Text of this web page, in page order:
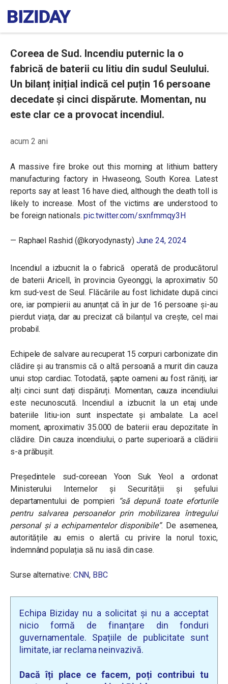
Coreea de Sud. Incendiu puternic la o
fabrică de baterii cu litiu din sudul Seulului.
Un bilanț inițial indică cel puțin 16 persoane
decedate și cinci dispărute. Momentan, nu
este clar ce a provocat incendiul.
acum 2 ani
A massive fire broke out this morning at lithium battery
manufacturing factory in Hwaseong, South Korea. Latest
reports say at least 16 have died, although the death toll is
likely to increase. Most of the victims are understood to
be foreign nationals.pic.twitter.com/sxnfmmqy3H
— Raphael Rashid (@koryodynasty) June 24, 2024
Incendiul a izbucnit la o fabrică operată de producătorul
de baterii Aricell, în provincia Gyeonggi, la aproximativ 50
km sud-vest de Seul. Flăcările au fost lichidate după cinci
ore, iar pompierii au anunțat că în jur de 16 persoane și-au
pierdut viața, dar au precizat că bilanțul va crește, cel mai
probabil.
Echipele de salvare au recuperat 15 corpuri carbonizate din
clădire și au transmis că o altă persoană a murit din cauza
unui stop cardiac. Totodată, șapte oameni au fost răniți, iar
alți cinci sunt dați dispăruți. Momentan, cauza incendiului
este necunoscută. Incendiul a izbucnit la un etaj unde
bateriile litiu-ion sunt inspectate și ambalate. La acel
moment, aproximativ 35.000 de baterii erau depozitate în
clădire. Din cauza incendiului, o parte superioară a clădirii
s-a prăbușit.
Președintele sud-coreean Yoon Suk Yeol a ordonat
Ministerului Internelor și Securității și șefului
departamentului de pompieri “să depună toate eforturile
pentru salvarea persoanelor prin mobilizarea întregului
personal și a echipamentelor disponibile”. De asemenea,
autoritățile au emis o alertă cu privire la norul toxic,
îndemnând populația să nu iasă din case.
Surse alternative: CNN, BBC
Echipa Biziday nu a solicitat și nu a acceptat
nicio formă de finanțare din fonduri
guvernamentale. Spațiile de publicitate sunt
limitate, iar reclama neinvazivă.
Dacă îți place ce facem, poți contribui tu